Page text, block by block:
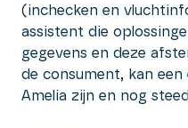
(inchecken en
assistent die
gegevens en deze
de consument, kan
Amelia zijn en nog